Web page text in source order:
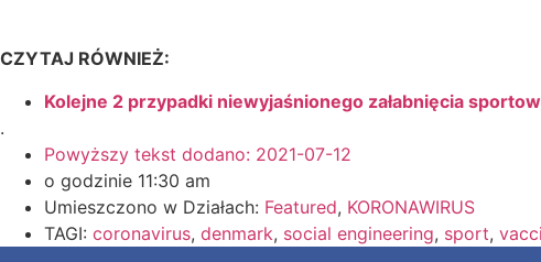
CZYTAJ RÓWNIEŻ:
Kolejne 2 przypadki niewyjaśnionego załabnięcia
.
Powyższy tekst dodano: 2021-07-12
o godzinie 11:30 am
Umieszczono w Działach: Featured, KORONAWIRUS
TAGI: coronavirus, denmark, social engineering, sport,